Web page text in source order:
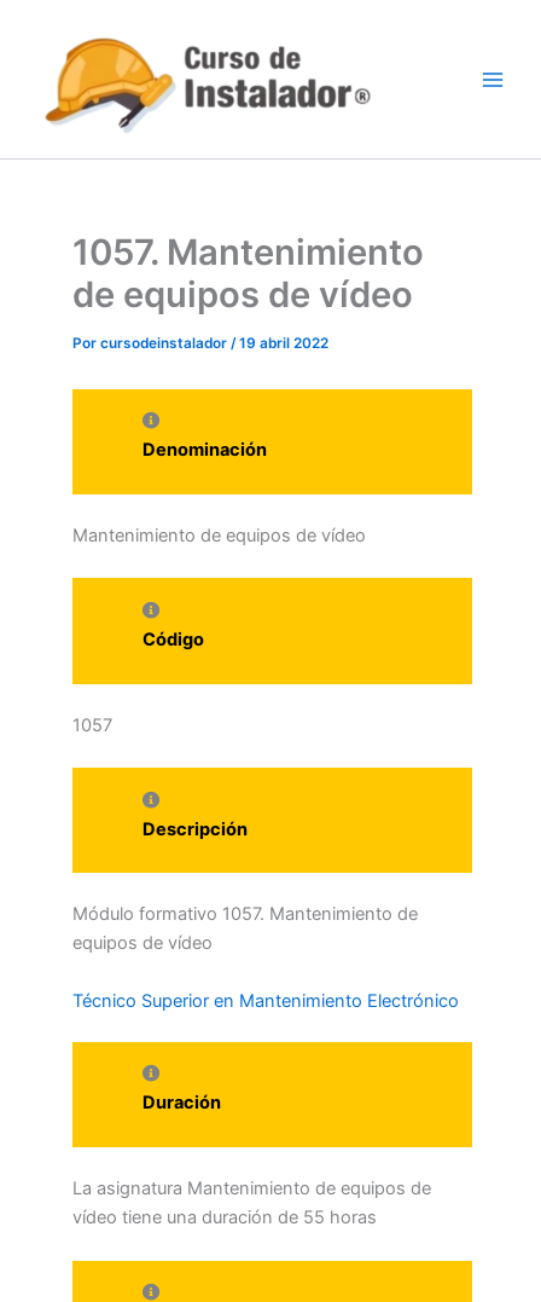
contenido
1057. Mantenimiento
de equipos de vídeo
Por cursodeinstalador /19 abril 2022
Denominación
Mantenimiento de equipos de vídeo
Código
1057
Descripción
Módulo formativo 1057. Mantenimiento de
equipos de vídeo
Técnico Superior en Mantenimiento Electrónico
Duración
La asignatura Mantenimiento de equipos de
vídeo tiene una duración de 55 horas